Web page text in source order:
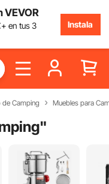
VEVOR
+ en tus 3
Instala
de Camping Muebles para
"